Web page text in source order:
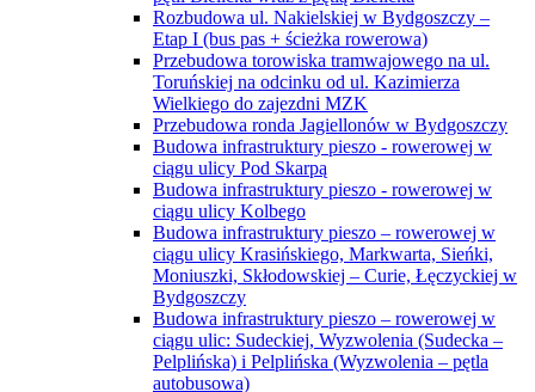
Rozbudowa ul. Nakielskiej w Bydgoszczy –
Etap I (bus pas + ścieżka rowerowa)
Przebudowa torowiska tramwajowego na ul.
Toruńskiej na odcinku od ul. Kazimierza
Wielkiego do zajezdni MZK
Przebudowa ronda Jagiellonów w Bydgoszczy
Budowa infrastruktury pieszo - rowerowej w
ciągu ulicy Pod Skarpą
Budowa infrastruktury pieszo - rowerowej w
ciągu ulicy Kolbego
Budowa infrastruktury pieszo – rowerowej w
ciągu ulicy Krasińskiego, Markwarta, Sieńki,
Moniuszki, Skłodowskiej – Curie, Łęczyckiej w
Bydgoszczy
Budowa infrastruktury pieszo – rowerowej w
ciągu ulic: Sudeckiej, Wyzwolenia (Sudecka –
Pelplińska) i Pelplińska (Wyzwolenia – pętla
autobusowa)